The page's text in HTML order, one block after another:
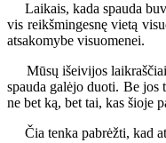
Laikais, kada spauda
vis reikšmingesnę vietą
atsakomybe visuomenei.
Mūsų išeivijos laikraščiai
spauda galėjo duoti. Be jos
ne bet ką, bet tai, kas šioje
Čia tenka pabrėžti, kad